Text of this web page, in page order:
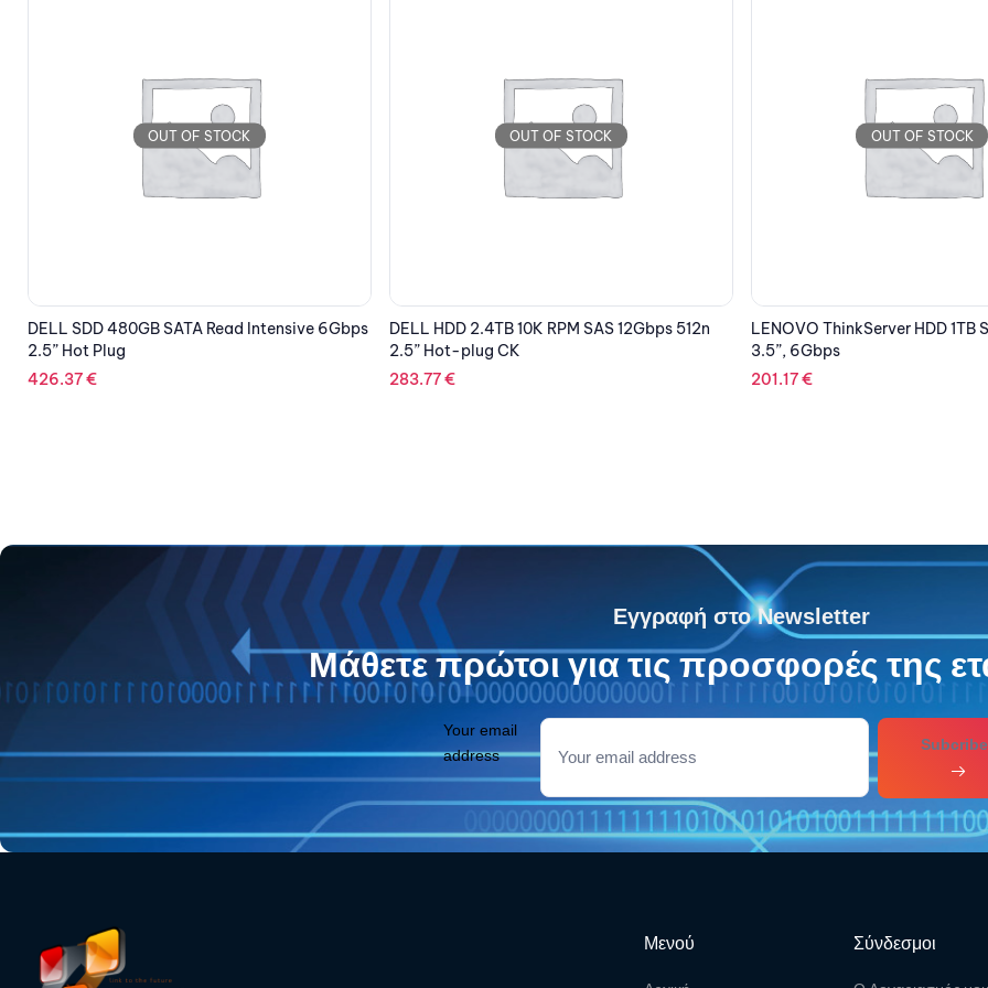
OUT OF STOCK
DELL HDD 2.4TB 10K RPM SAS 12Gbps 512n
2.5” Hot-plug CK
283.77€
OUT OF STOCK
LENOVO ThinkServer HDD 1TB SATA 7.2k,
3.5”, 6Gbps
201.17€
OUT OF STOCK
DELL HDD 1TB SATA 6Gbps
Cabled, for T140 / T30 / T130
106.95€
Εγγραφή στο Newsletter
Μάθετε πρώτοι για τις προσφορές της
Your email
address
Μενού Σύνδεσμοι